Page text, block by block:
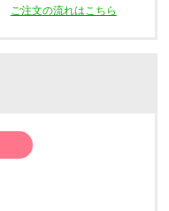
ご注文の流れはこちら